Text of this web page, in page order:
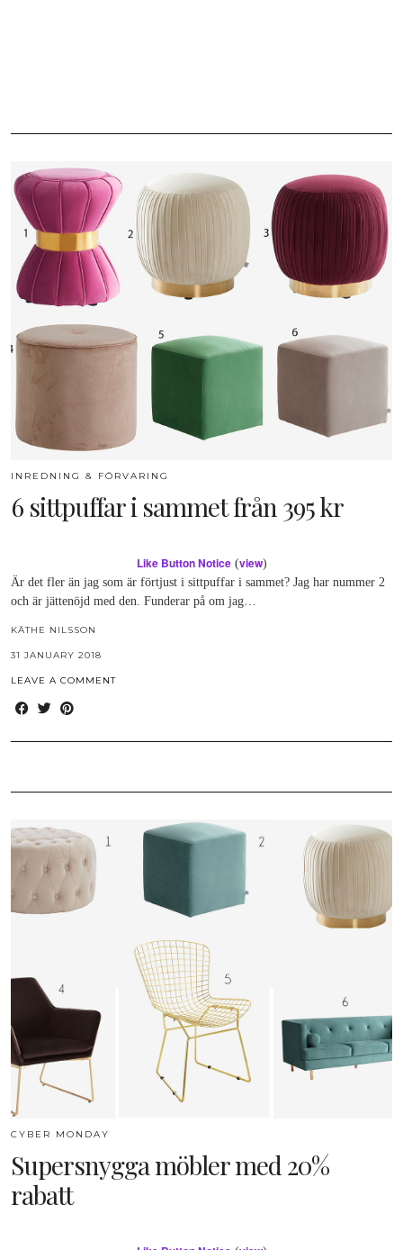
INREDNING & FÖRVARING
6 sittpuffar i sammet från 395 kr
Like Button Notice(view)
Är det fler än jag som är förtjust i sittpuffar i sammet? Jag har nummer 2
och är jättenöjd med den. Funderar på om jag…
KÄTHE NILSSON
31 JANUARY 2018
LEAVE A COMMENT
CYBER MONDAY
Supersnygga möbler med 20%
rabatt